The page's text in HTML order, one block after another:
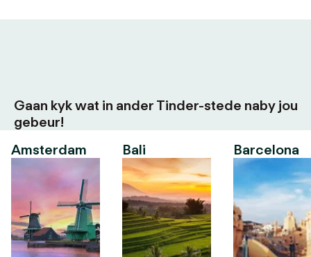
Gaan kyk wat in ander Tinder-stede naby jou
gebeur!
Amsterdam
Bali Barcelona